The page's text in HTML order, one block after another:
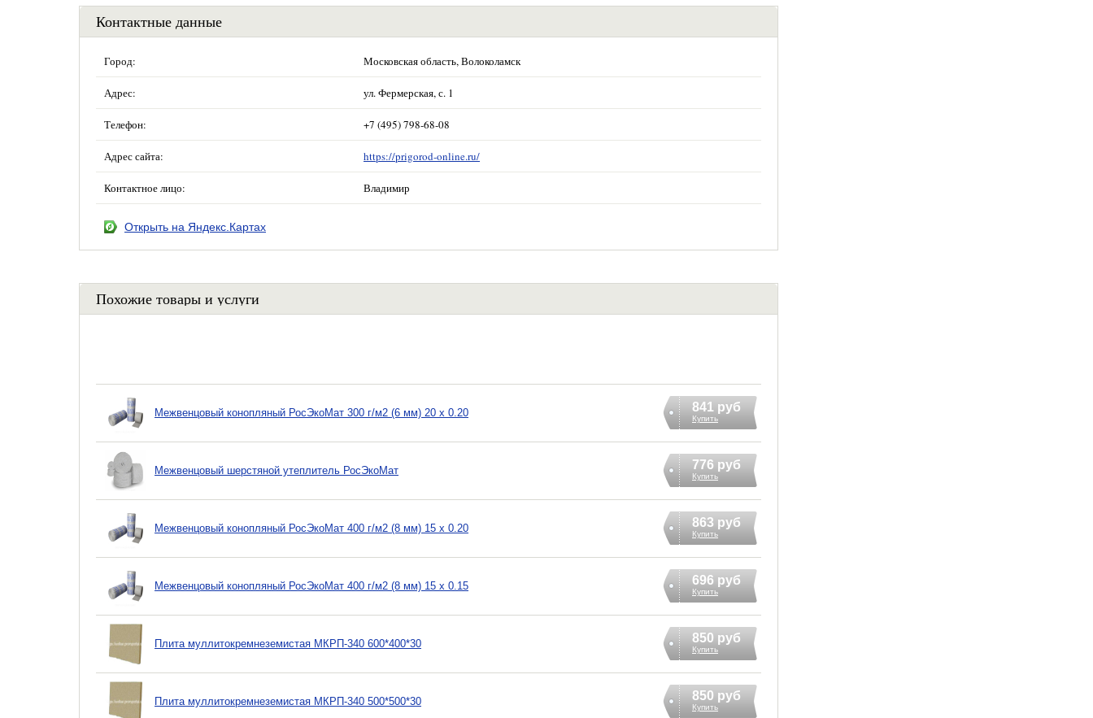
Контактные данные
Город: Московская область, Волоколамск
Адрес: ул. Фермерская, с. 1
Телефон: +7 (495) 798-68-08
Адрес сайта: https://prigorod-online.ru/
Контактное лицо: Владимир
Открыть на Яндекс.Картах
Похожие товары и услуги
Межвенцовый конопляный РосЭкоМат 300 г/м2 (6 мм) 20 х 0.20 841 руб
Купить
Межвенцовый шерстяной утеплитель РосЭкоМат 776 руб
Купить
Межвенцовый конопляный РосЭкоМат 400 г/м2 (8 мм) 15 х 0.20 863 руб
Купить
Межвенцовый конопляный РосЭкоМат 400 г/м2 (8 мм) 15 х 0.15 696 руб
Купить
Плита муллитокремнеземистая МКРП-340 600*400*30 850 руб
Купить
Плита муллитокремнеземистая МКРП-340 500*500*30 850 руб
Купить